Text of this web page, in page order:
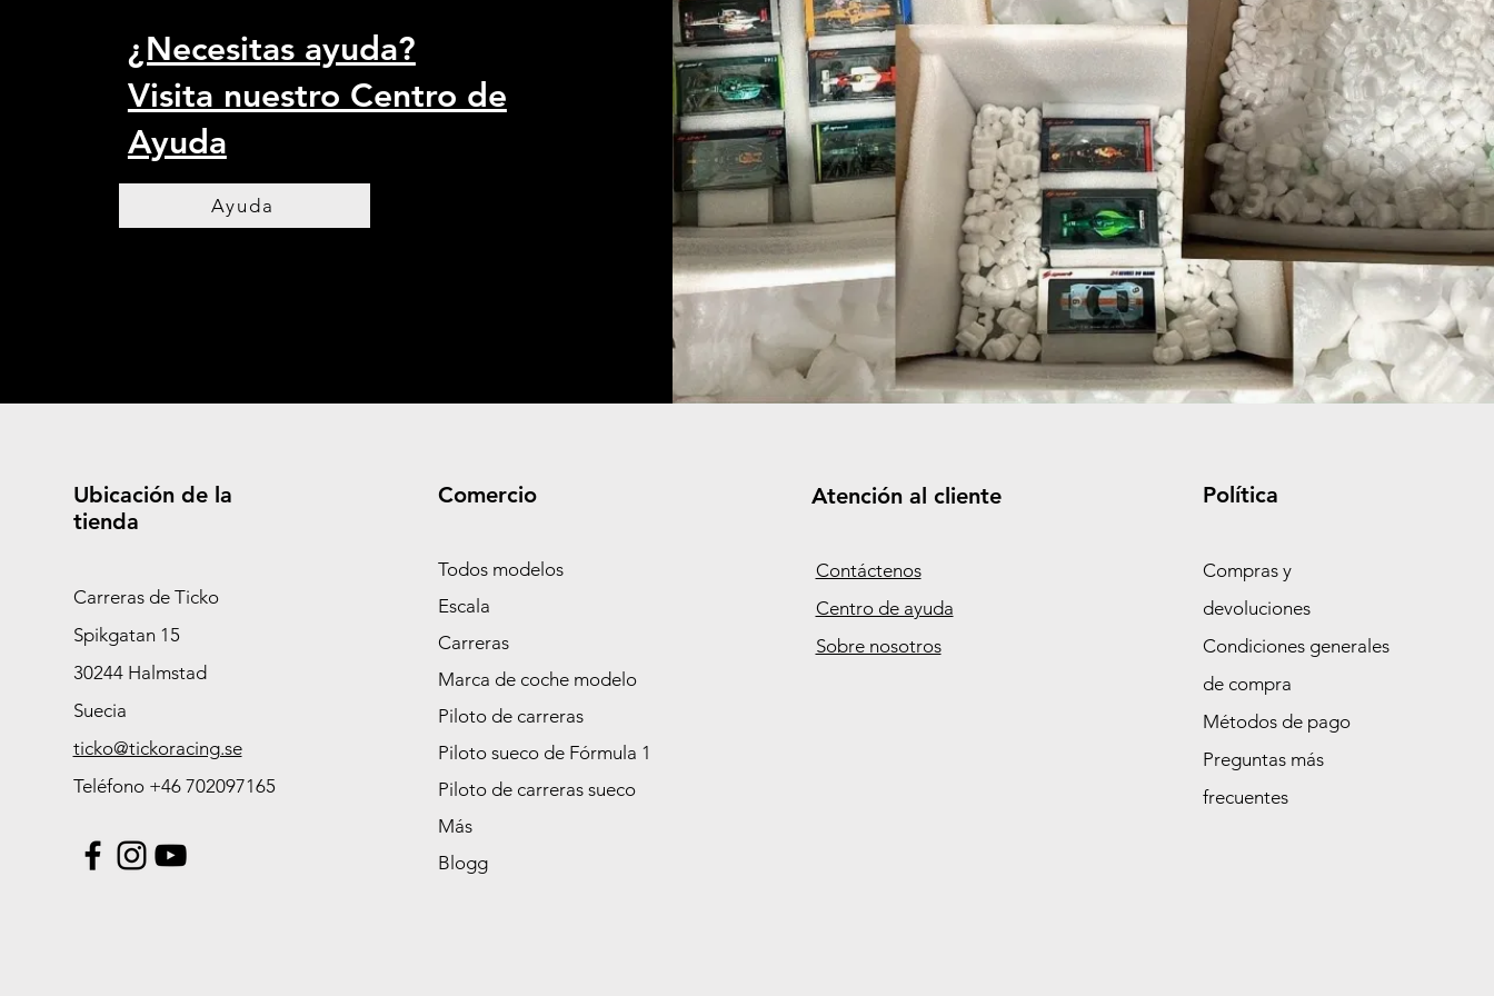
¿Necesitas ayuda?
Visita nuestro Centro de
Ayuda
Ayuda
Ubicación de la
tienda
Carreras de Ticko
Spikgatan 15
30244 Halmstad
Suecia
ticko@tickoracing.se
Teléfono +46 702097165
Comercio
Todos modelos
Escala
Carreras
Marca de coche modelo
Piloto de carreras
Piloto sueco de Fórmula 1
Piloto de carreras sueco
Más
Blogg
Atención al cliente
Contáctenos
Centro de ayuda
Sobre nosotros
Política
Compras y
devoluciones
Condiciones generales
de compra
Métodos de pago
Preguntas más
frecuentes